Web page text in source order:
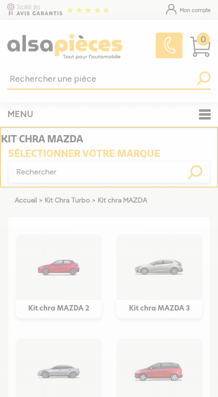
Mon compte
0
MENU
KIT CHRA MAZDA
SÉLECTIONNERVOTRE MARQUE
Accueil > Kit Chra Turbo > Kit chra MAZDA
Kit chra MAZDA 2 Kit chra MAZDA 3